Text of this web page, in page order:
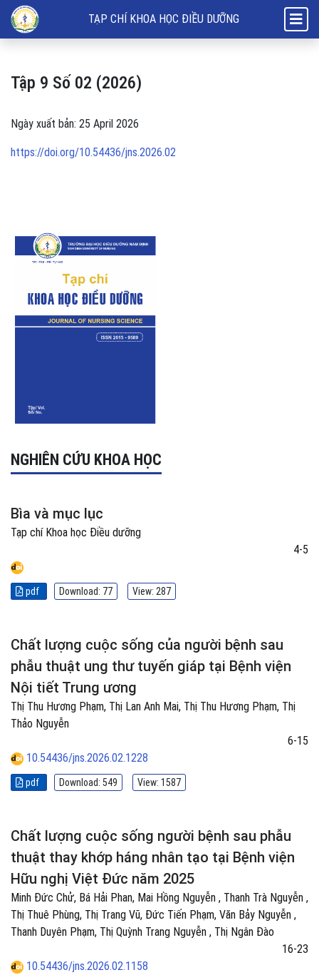
Tập 9 Số 02 (2026)
TẠP CHÍ KHOA HỌC ĐIỀU DƯỠNG
Tập 9 Số 02 (2026)
Ngày xuất bản: 25 April 2026
https://doi.org/10.54436/jns.2026.02
NGHIÊN CỨU KHOA HỌC
Bìa và mục lục
Tạp chí Khoa học Điều dưỡng
4-5
pdf Download: 77 View: 287
Chất lượng cuộc sống của người bệnh sau
phẫu thuật ung thư tuyến giáp tại Bệnh viện
Nội tiết Trung ương
Thị Thu Hương Phạm, Thị Lan Anh Mai, Thị Thu Hương Phạm, Thị
Thảo Nguyễn
6-15
10.54436/jns.2026.02.1228
pdf Download: 549 View: 1587
Chất lượng cuộc sống người bệnh sau phẫu
thuật thay khớp háng nhân tạo tại Bệnh viện
Hữu nghị Việt Đức năm 2025
Minh Đức Chử, Bá Hải Phan, Mai Hồng Nguyễn , Thanh Trà Nguyễn ,
Thị Thuê Phùng, Thị Trang Vũ, Đức Tiến Phạm, Văn Bảy Nguyễn ,
Thanh Duyên Phạm, Thị Quỳnh Trang Nguyễn , Thị Ngân Đào
16-23
10.54436/jns.2026.02.1158